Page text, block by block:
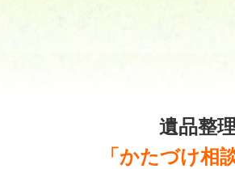
遺品整
「かたづけ相